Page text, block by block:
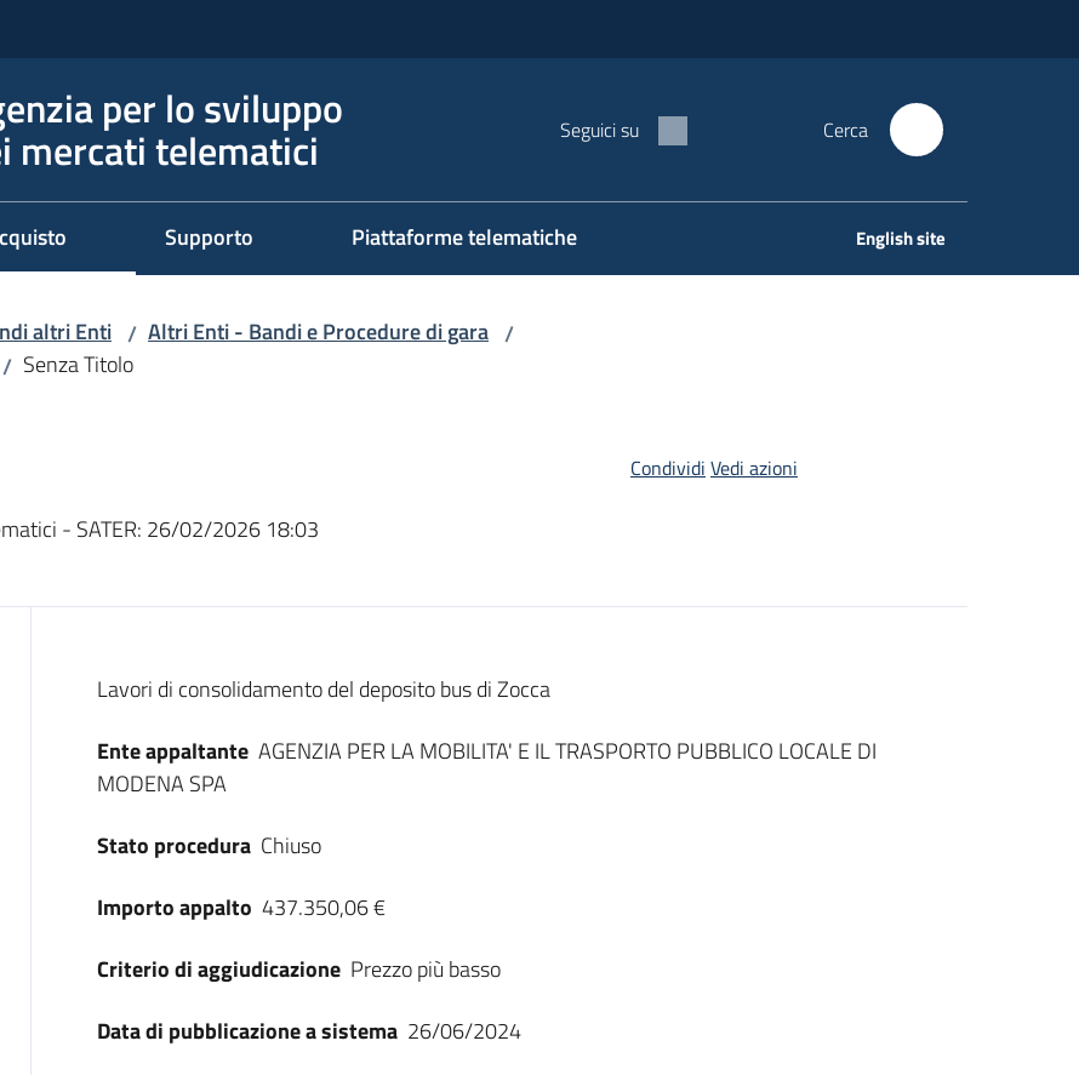
per lo sviluppo
mercati telematici Seguici su Cerca
Supporto Piattaforme telematiche English site
altri Enti / Altri Enti - Bandi e Procedure di gara /
/ Senza Titolo
- SATER: 26/02/2026 18:03
Condividi Vedi azioni
Dati del bando
Lavori di consolidamento del deposito bus di Zocca
Ente appaltante AGENZIA PER LA MOBILITA' E IL TRASPORTO PUBBLICO LOCALE DI
MODENA SPA
Stato procedura Chiuso
Importo appalto 437.350,06 €
Criterio di aggiudicazione Prezzo più basso
Data di pubblicazione a sistema 26/06/2024